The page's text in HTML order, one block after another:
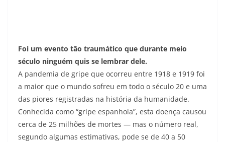
Foi um evento tão traumático que durante meio
século ninguém quis se lembrar dele.
A pandemia de gripe que ocorreu entre 1918 e 1919 foi
a maior que o mundo sofreu em todo o século 20 e uma
das piores registradas na história da humanidade.
Conhecida como “gripe espanhola”, esta doença causou
cerca de 25 milhões de mortes — mas o número real,
segundo algumas estimativas, pode se de 40 a 50